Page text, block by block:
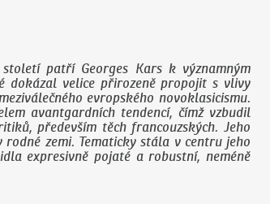
patří Georges Kars k významným
dokázal velice přirozeně propojit s vlivy
evropského novoklasicismu.
avantgardních tendencí, čímž vzbudil
především těch francouzských. Jeho
zemi. Tematicky stála v centru jeho
expresivně pojaté a robustní, neméně